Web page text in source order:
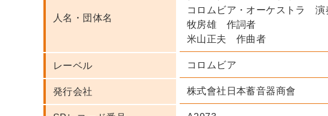
人名・団体名
コロムビア・オーケストラ 演
牧房雄 作詞者
米山正夫 作曲者
レーベル コロムビア
発行会社 株式會社日本蓄音器商會